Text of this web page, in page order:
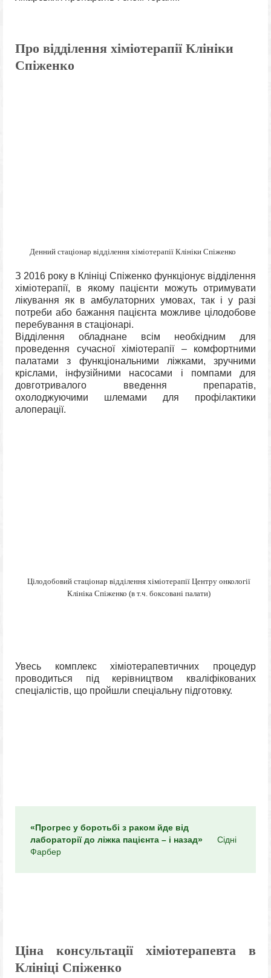
Про відділення хіміотерапії Клініки
Спіженко
Денний стаціонар відділення хіміотерапії Клініки Спіженко
З 2016 року в Клініці Спіженко функціонує відділення
хіміотерапії, в якому пацієнти можуть отримувати
лікування як в амбулаторних умовах, так і у разі
потреби або бажання пацієнта можливе цілодобове
перебування в стаціонарі.
Відділення обладнане всім необхідним для
проведення сучасної хіміотерапії – комфортними
палатами з функціональними ліжками, зручними
кріслами, інфузійними насосами і помпами для
довготривалого введення препаратів,
охолоджуючими шлемами для профілактики
алоперації.
Цілодобовий стаціонар відділення хіміотерапії Центру онкології
Клініка Спіженко (в т.ч. боксовані палати)
Увесь комплекс хіміотерапевтичних процедур
проводиться під керівництвом кваліфікованих
спеціалістів, що пройшли спеціальну підготовку.
«Прогрес у боротьбі з раком йде від
лабораторії до ліжка пацієнта – і назад» Сідні
Фарбер
Ціна консультації хіміотерапевта в
Клініці Спіженко